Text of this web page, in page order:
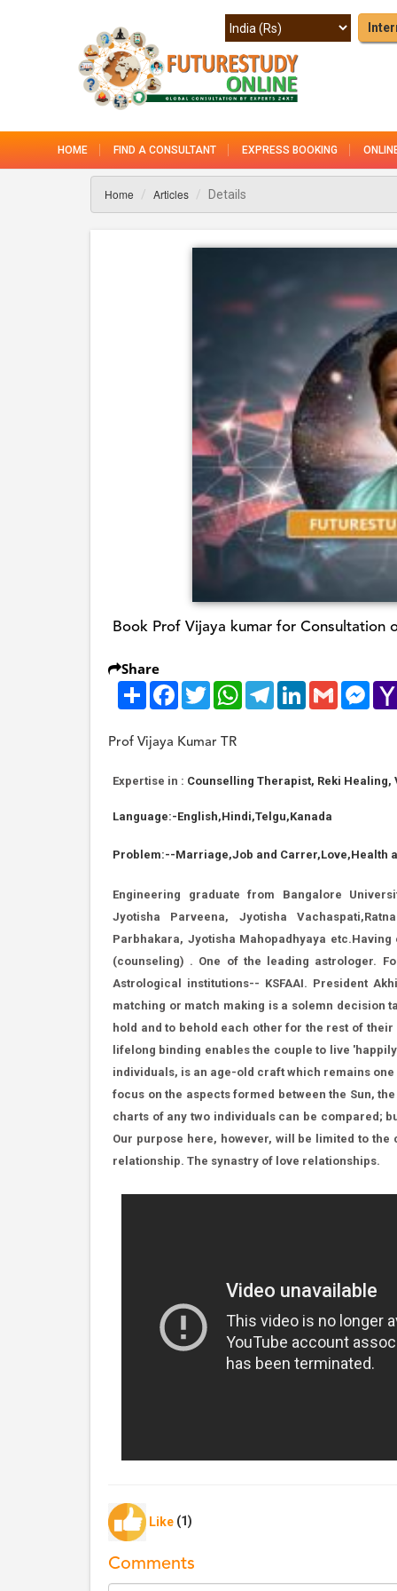
HOME FIND A CONSULTANT EXPRESS BOOKING
Home Articles Details
Book Prof Vijaya kumar for Consultation
Share
Share Facebook
TwitterWhatsAppTelegramLinkedInGmail
Prof Vijaya Kumar TR
Expertise in : Counselling Therapist, Reki Healing,
Language:-English,Hindi,Telgu,Kanada
Problem:--Marriage,Job and Carrer,Love,Health
Engineering graduate from Bangalore
Jyotisha Parveena, Jyotisha
Parbhakara, Jyotisha Mahopadhyaya
(counseling) . One of the leading astrologer.
Astrological institutions-- KSFAAI. President
matching or match making is a solemn decision
hold and to behold each other for the rest of
lifelong binding enables the couple to live
individuals, is an age-old craft which remains
focus on the aspects formed between the Sun,
charts of any two individuals can be compared;
Our purpose here, however, will be limited to
relationship. The synastry of love relationships.
Like (1)
Comments